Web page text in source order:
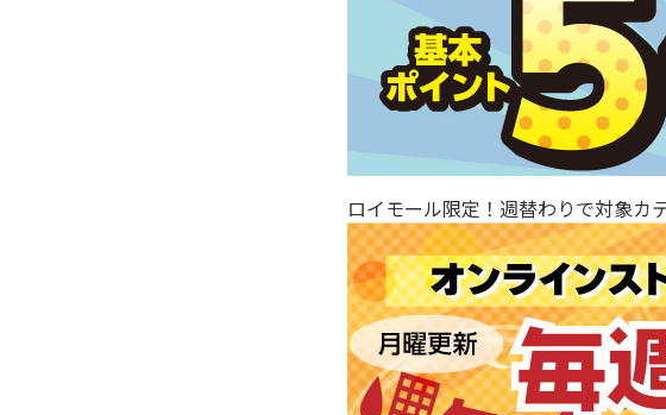
ロイモール限定！週替わりで対象カ